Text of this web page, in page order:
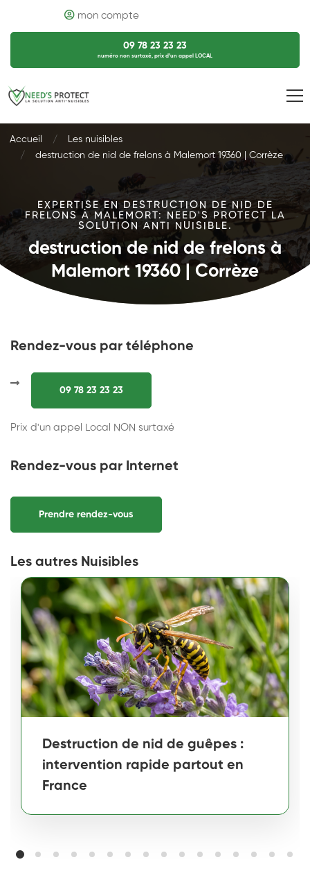
mon compte
09 78 23 23 23
numéro non surtaxé, prix d’un appel LOCAL
Accueil
Les nuisibles
destruction de nid de frelons à Malemort 19360 | Corrèze
EXPERTISE EN DESTRUCTION DE NID DE
FRELONS À MALEMORT: NEED'S PROTECT LA
SOLUTION ANTI NUISIBLE.
destruction de nid de frelons à
Malemort 19360 | Corrèze
Rendez-vous par téléphone
09 78 23 23 23
Prix d'un appel Local NON surtaxé
Rendez-vous par Internet
Prendre rendez-vous
Les autres Nuisibles
Destruction de nid de guêpes :
intervention rapide partout en
France